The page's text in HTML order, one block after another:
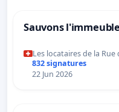
Sauvons
Les locataires de la
832 signatures
22 Jun 2026